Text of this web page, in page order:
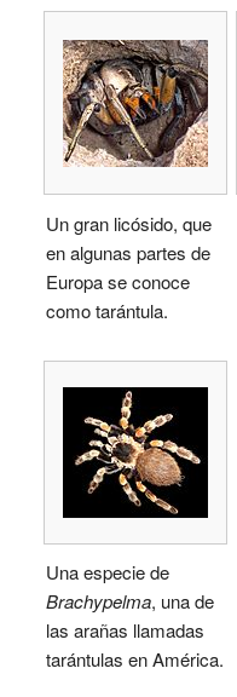
Un gran licósido, que
en algunas partes de
Europa se conoce
como tarántula.
Una especie de
Brachypelma, una de
las arañas llamadas
tarántulas en América.